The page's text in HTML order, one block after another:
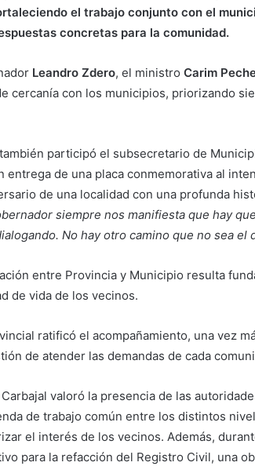
el trabajo conjunto con el
concretas para la comunidad.
Leandro Zdero, el ministro Carim
cercanía con los municipios, priorizando
participó el subsecretario de
de una placa conmemorativa al
de una localidad con una profunda
siempre nos manifiesta que hay
No hay otro camino que no sea el
entre Provincia y Municipio resulta
de vida de los vecinos.
ratificó el acompañamiento, una vez
de atender las demandas de cada
valoró la presencia de las
de trabajo común entre los distintos
el interés de los vecinos. Además,
para la refacción del Registro Civil, una